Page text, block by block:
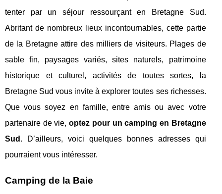
tenter par un séjour ressourçant en Bretagne Sud.
Abritant de nombreux lieux incontournables, cette partie
de la Bretagne attire des milliers de visiteurs. Plages de
sable fin, paysages variés, sites naturels, patrimoine
historique et culturel, activités de toutes sortes, la
Bretagne Sud vous invite à explorer toutes ses richesses.
Que vous soyez en famille, entre amis ou avec votre
partenaire de vie,optez pour un camping en Bretagne
Sud . D’ailleurs, voici quelques bonnes adresses qui
pourraient vous intéresser.
Camping de la Baie